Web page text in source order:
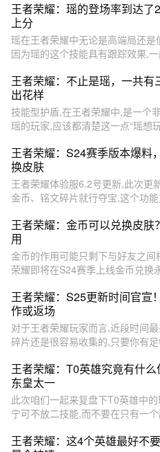
王者荣耀：瑶的登场率到达
上分
瑶在王者荣耀中无论是高端局还
因为瑶的这个技能具有跟踪效果,
王者荣耀：不止是瑶，一共有
出花样
技能型护盾,在王者荣耀中,是一个
瑶的玩家,应该都清楚这一点“瑶想
王者荣耀：S24赛季版本爆料
换皮肤
王者荣耀体验服6.2号更新,此次更
金币、铭文碎片就行夺宝,这个功
王者荣耀：金币可以兑换皮
用
金币的作用可能只剩下与好友之
荣耀即将在S24赛季上线金币兑换
王者荣耀：S25更新时间官宣
作或返场
对于王者荣耀玩家而言,近段时间
碎片还是很容易收集的,只要你有
王者荣耀：T0英雄究竟有什
东皇太一
此次咱们一起来复盘下T0英雄中
宁可不放二技能,而不要在只有一
王者荣耀：这4个英雄最好不